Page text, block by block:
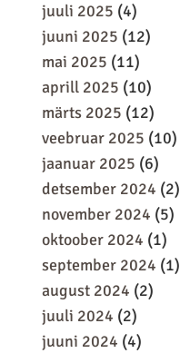
juuli 2025 (4)
juuni 2025 (12)
mai 2025 (11)
aprill 2025 (10)
märts 2025 (12)
veebruar 2025 (10)
jaanuar 2025 (6)
detsember 2024 (2)
november 2024 (5)
oktoober 2024 (1)
september 2024 (1)
august 2024 (2)
juuli 2024 (2)
juuni 2024 (4)